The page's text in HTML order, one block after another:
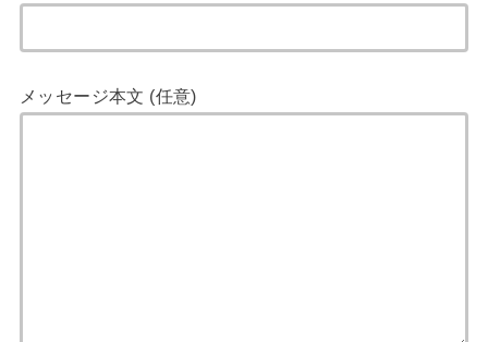
メッセージ本文 (任意)